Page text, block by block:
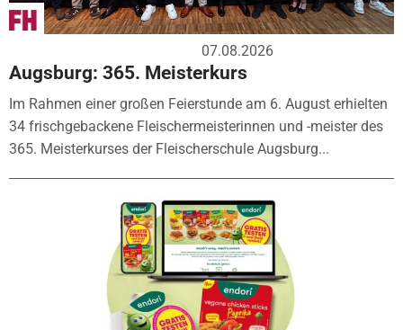
07.08.2026
Augsburg: 365. Meisterkurs
Im Rahmen einer großen Feierstunde am 6. August erhielten
34 frischgebackene Fleischermeisterinnen und -meister des
365. Meisterkurses der Fleischerschule Augsburg...